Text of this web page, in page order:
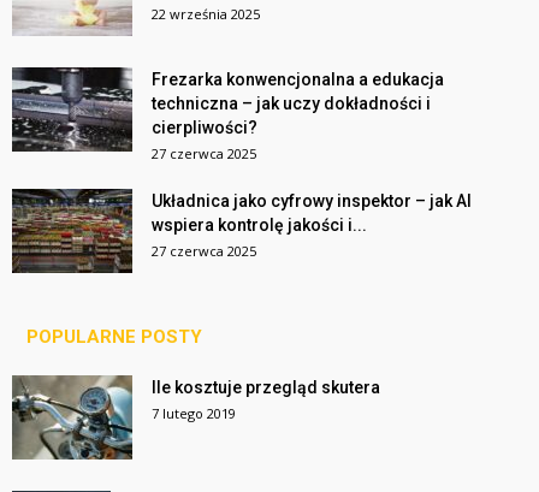
22 września 2025
Frezarka konwencjonalna a edukacja
techniczna – jak uczy dokładności i
cierpliwości?
27 czerwca 2025
Układnica jako cyfrowy inspektor – jak AI
wspiera kontrolę jakości i...
27 czerwca 2025
POPULARNE POSTY
Ile kosztuje przegląd skutera
7 lutego 2019